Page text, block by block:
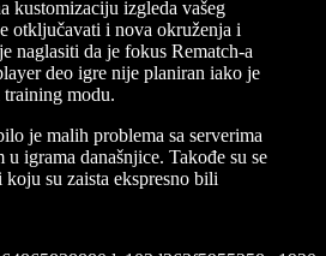
kustomizaciju izgleda vašeg
otključavati i nova okruženja i
naglasiti da je fokus Rematch-a
deo igre nije planiran iako je
modu.
je malih problema sa serverima
igrama današnjice. Takođe su se
su zaista ekspresno bili